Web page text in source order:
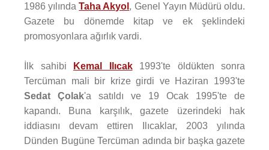
1986 yılındaTaha Akyol , Genel Yayın Müdürü oldu.
Gazete bu dönemde kitap ve ek şeklindeki
promosyonlara ağırlık vardi.
İlk sahibi Kemal Ilıcak1993'te öldükten sonra
Tercüman mali bir krize girdi ve Haziran 1993'te
Sedat Çolak'a satıldı ve 19 Ocak 1995'te de
kapandı. Buna karşılık, gazete üzerindeki hak
iddiasını devam ettiren Ilıcaklar, 2003 yılında
Dünden Bugüne Tercüman adında bir başka gazete